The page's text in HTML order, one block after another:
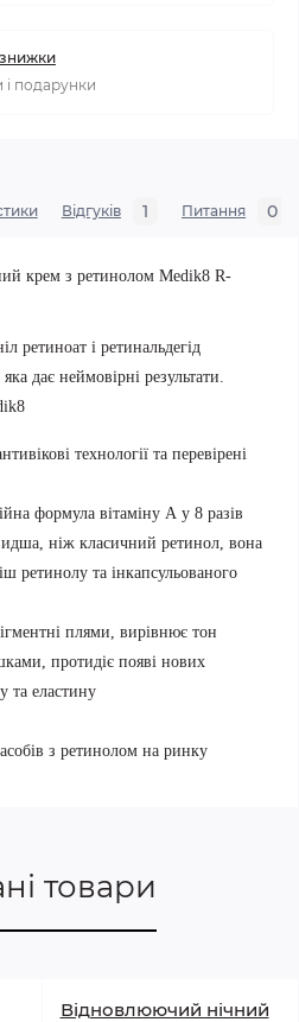
подарунки
Відгуків 1 Питання 0
крем з ретинолом Medik8 R-
ретиноат і ретинальдегід
дає неймовірні результати.
технології та перевірені
формула вітаміну А у 8 разів
ніж класичний ретинол, вона
ретинолу та інкапсульованого
плями, вирівнює тон
протидіє появі нових
та еластину
з ретинолом на ринку
товари
Відновлюючий нічний